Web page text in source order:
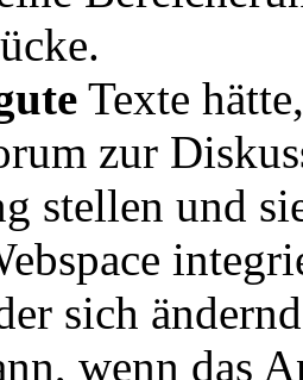
Texte
zur
stellen und
sich
wenn das